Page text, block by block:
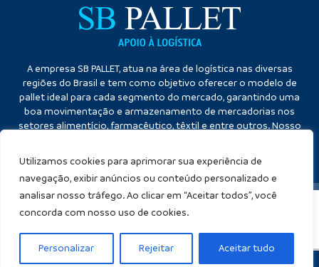
Utilizamos cookies para aprimorar sua experiência de
navegação, exibir anúncios ou conteúdo personalizado e
analisar nosso tráfego. Ao clicar em “Aceitar todos”, você
concorda com nosso uso de cookies.
Personalizar Rejeitar Aceitar tudo
A empresa SB PALLET, atua na área de logística nas diversas
regiões do Brasil e tem como objetivo oferecer o modelo de
pallet ideal para cada segmento do mercado, garantindo uma
boa movimentação e armazenamento de mercadorias nos
setores alimentício, farmacêutico, têxtil e entre outros. Nosso